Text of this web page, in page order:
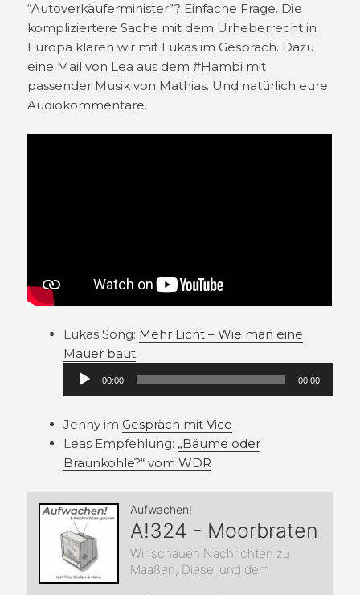
“Autoverkäuferminister”? Einfache Frage. Die
kompliziertere Sache mit dem Urheberrecht in
Europa klären wir mit Lukas im Gespräch. Dazu
eine Mail von Lea aus dem #Hambi mit
passender Musik von Mathias. Und natürlich eure
Audiokommentare.
Lukas Song: Mehr Licht – Wie man eine
Mauer bautAudio-
Player
00:00 00:00
Jenny im Gespräch mit Vice
Leas Empfehlung: „Bäume oder
Braunkohle?“ vom WDR